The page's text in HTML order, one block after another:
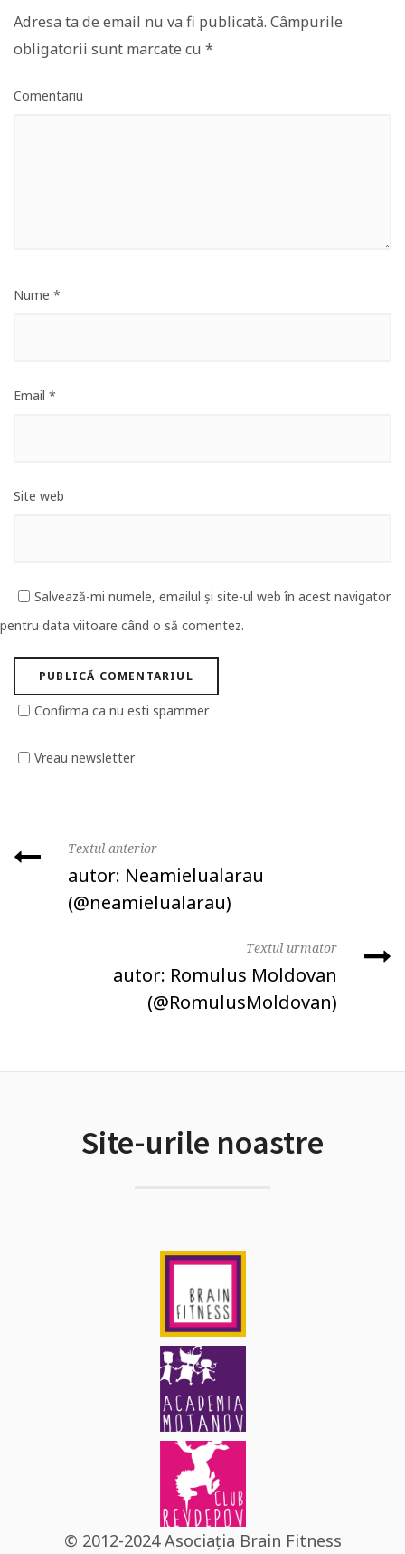
Adresa ta de email nu va fi publicată. Câmpurile
obligatorii sunt marcate cu *
Comentariu
Nume *
Email *
Site web
Salvează-mi numele, emailul și site-ul web în acest navigator
pentru data viitoare când o să comentez.
Confirma ca nu esti spammer
Vreau newsletter
Textul anterior
autor: Neamielualarau
‏(@neamielualarau)
Textul urmator
autor: Romulus Moldovan
(@RomulusMoldovan)
Site-urile noastre
© 2012-2024 Asociația Brain Fitness